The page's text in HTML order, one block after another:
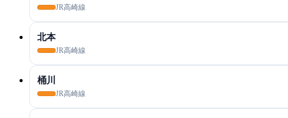
JR高崎線
北本
JR高崎線
桶川
JR高崎線